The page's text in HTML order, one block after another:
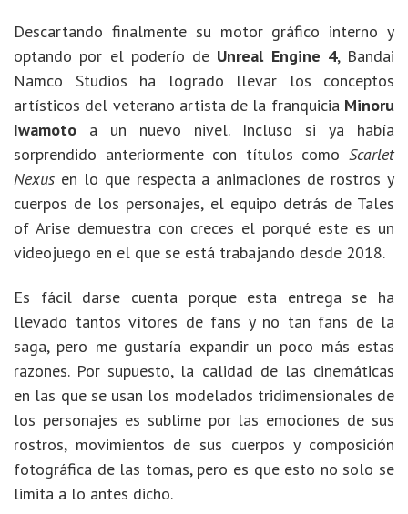
Descartando finalmente su motor gráfico interno y
optando por el poderío de Unreal Engine 4, Bandai
Namco Studios ha logrado llevar los conceptos
artísticos del veterano artista de la franquicia Minoru
Iwamoto a un nuevo nivel. Incluso si ya había
sorprendido anteriormente con títulos como Scarlet
Nexus en lo que respecta a animaciones de rostros y
cuerpos de los personajes, el equipo detrás de Tales
of Arise demuestra con creces el porqué este es un
videojuego en el que se está trabajando desde 2018.
Es fácil darse cuenta porque esta entrega se ha
llevado tantos vítores de fans y no tan fans de la
saga, pero me gustaría expandir un poco más estas
razones. Por supuesto, la calidad de las cinemáticas
en las que se usan los modelados tridimensionales de
los personajes es sublime por las emociones de sus
rostros, movimientos de sus cuerpos y composición
fotográfica de las tomas, pero es que esto no solo se
limita a lo antes dicho.